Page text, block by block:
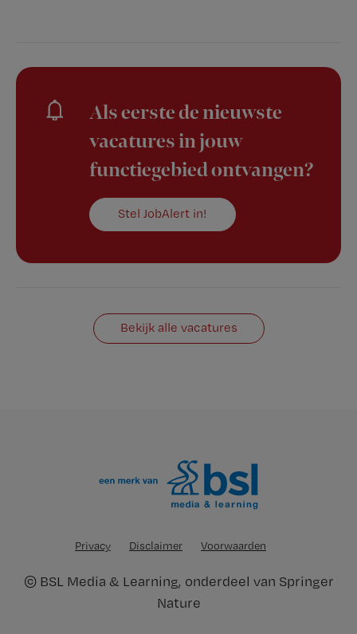
Als eerste de nieuwste
vacatures in jouw
functiegebied ontvangen?
Stel JobAlert in!
Bekijk alle vacatures
Privacy Disclaimer Voorwaarden
© BSL Media & Learning, onderdeel van Springer
Nature